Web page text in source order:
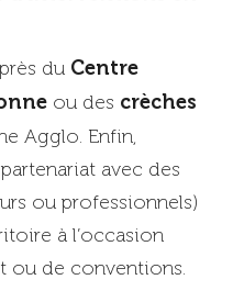
du Centre
ou des crèches
Agglo. Enfin,
avec des
ou professionnels)
à l’occasion
ou de conventions.